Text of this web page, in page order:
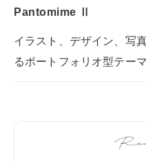
Pantomime Ⅱ
イラスト、デザイン、写
るポートフォリオ型テー